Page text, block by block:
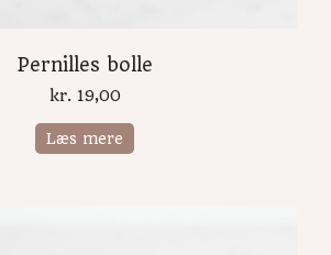
Pernilles bolle
kr. 19,00
Læs mere